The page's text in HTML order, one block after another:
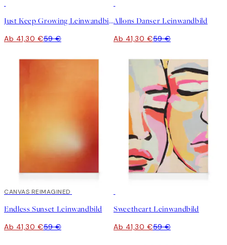
Just Keep Growing Leinwandbild
Ab 41,30 €59 €
Allons Danser Leinwandbild
Ab 41,30 €59 €
30%*
CANVAS REIMAGINED
Endless Sunset Leinwandbild
Ab 41,30 €59 €
Sweetheart Leinwandbild
Ab 41,30 €59 €